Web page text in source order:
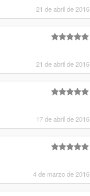
21 de abril de 2016
21 de abril de 2016
17 de abril de 2016
4 de marzo de 2016